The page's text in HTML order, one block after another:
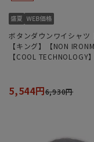
ボタンダウンワイシャツ
【キング】【NON
【COOL TECHNOLOGY】
5,544円6,930円